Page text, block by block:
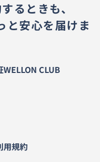
るときも、
と安心を届けま
WELLON CLUB
用規約